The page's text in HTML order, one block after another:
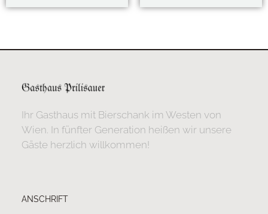
Ihr Gasthaus mit Bierschank im Westen von
Wien. In fünfter Generation heißen wir unsere
Gäste herzlich willkommen!
ANSCHRIFT